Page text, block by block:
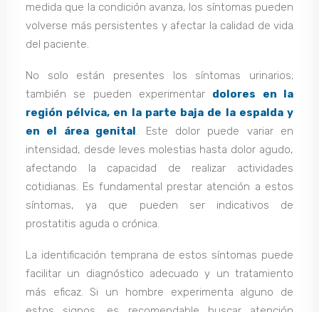
medida que la condición avanza, los síntomas pueden
volverse más persistentes y afectar la calidad de vida
del paciente.
No solo están presentes los síntomas urinarios;
también se pueden experimentar dolores en la
región pélvica, en la parte baja de la espalda y
en el área genital . Este dolor puede variar en
intensidad, desde leves molestias hasta dolor agudo,
afectando la capacidad de realizar actividades
cotidianas. Es fundamental prestar atención a estos
síntomas, ya que pueden ser indicativos de
prostatitis aguda o crónica.
La identificación temprana de estos síntomas puede
facilitar un diagnóstico adecuado y un tratamiento
más eficaz. Si un hombre experimenta alguno de